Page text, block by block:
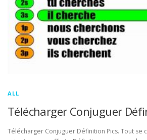
ALL
Télécharger Conjuguer
Télécharger Conjuguer Définition Pics. Tout se